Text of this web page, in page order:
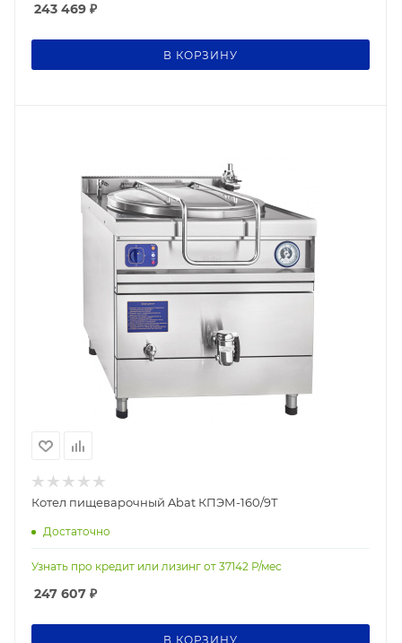
243 469 ₽
В КОРЗИНУ
Котел пищеварочный Abat КПЭМ-160/9Т
Достаточно
Узнать про кредит или лизинг от 37142 Р/мес
247 607 ₽
В КОРЗИНУ